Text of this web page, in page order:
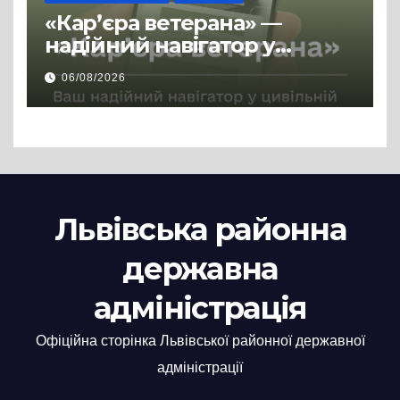
«Кар’єра ветерана» —
надійний навігатор у
цивільній професії
06/08/2026
Львівська районна
державна
адміністрація
Офіційна сторінка Львівської районної державної
адміністрації